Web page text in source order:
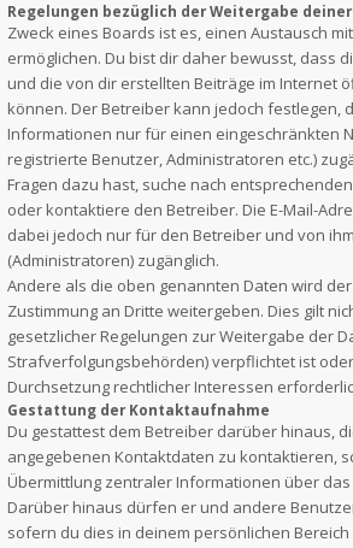
Regelungen bezüglich der Weitergabe
Zweck eines Boards ist es, einen Austausch
ermöglichen. Du bist dir daher bewusst, dass
und die von dir erstellten Beiträge im Internet
können. Der Betreiber kann jedoch festlegen,
Informationen nur für einen eingeschränkten
registrierte Benutzer, Administratoren etc.)
Fragen dazu hast, suche nach
oder kontaktiere den Betreiber. Die E-Mail-
dabei jedoch nur für den Betreiber und von
(Administratoren) zugänglich.
Andere als die oben genannten Daten wird
Zustimmung an Dritte weitergeben. Dies gilt
gesetzlicher Regelungen zur Weitergabe der
Strafverfolgungsbehörden) verpflichtet ist
Durchsetzung rechtlicher Interessen
Gestattung der Kontaktaufnahme
Du gestattest dem Betreiber darüber hinaus,
angegebenen Kontaktdaten zu kontaktieren,
Übermittlung zentraler Informationen über
Darüber hinaus dürfen er und andere
sofern du dies in deinem persönlichen